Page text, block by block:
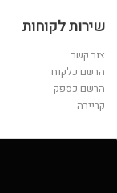
שירות לקוחות
צור קשר
הרשם כלקוח
הרשם כספק
קריירה